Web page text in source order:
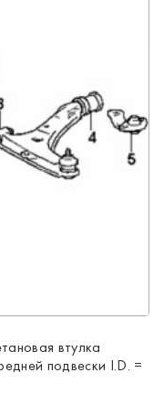
втулка
подвески I.D. =